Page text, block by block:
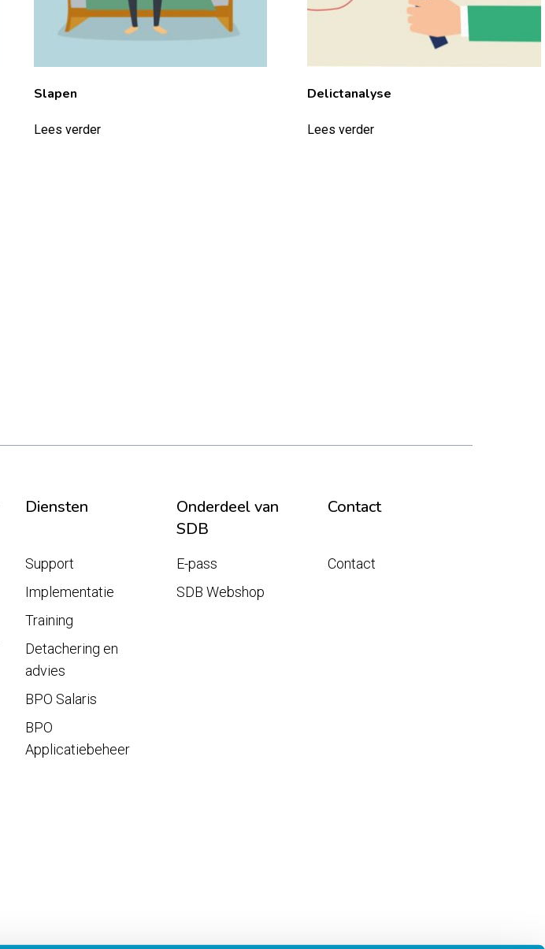
Slapen
Lees verder
Delictanalyse
Lees verder
Diensten
Onderdeel van
SDB
Contact
Support
Implementatie
Training
Detachering en
advies
BPO Salaris
BPO
Applicatiebeheer
E-pass
SDB Webshop
Contact